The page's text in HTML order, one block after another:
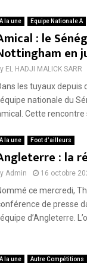
A la une Equipe Nationale A
: le
en
EL HADJI MALICK SARR
les tuyaux depuis
nationale du
Cette rencontre
A la une Foot d’ailleurs
: la
Admin 16 octobre
ce mercredi,
de presse
d’Angleterre.
A la une Autre Compétitions